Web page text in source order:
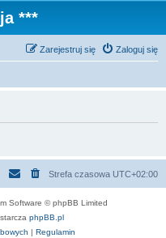
***
Zaloguj się
Zarejestruj się
Strefa czasowa UTC+02:00
Software © phpBB Limited
phpBB.pl
| Regulamin